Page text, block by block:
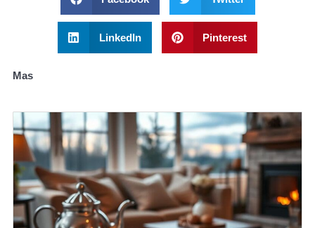
LinkedIn Pinterest
Mas